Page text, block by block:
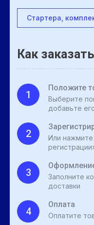
Стартера,
Как заказать
1
Положите
Выберите
добавьте
2
Или нажмите
3
Заполните
доставки
4
Оплата
Оплатите